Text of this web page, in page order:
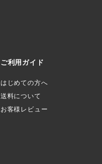
ご利用ガイド
はじめての方へ
送料について
お客様レビュー